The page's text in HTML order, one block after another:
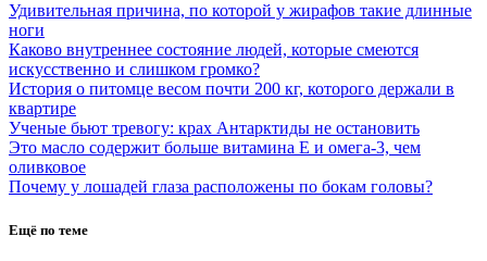
Удивительная причина, по которой у жирафов такие длинные
ноги
Каково внутреннее состояние людей, которые смеются
искусственно и слишком громко?
История о питомце весом почти 200 кг, которого держали в
квартире
Ученые бьют тревогу: крах Антарктиды не остановить
Это масло содержит больше витамина Е и омега-3, чем
оливковое
Почему у лошадей глаза расположены по бокам головы?
Ещё по теме